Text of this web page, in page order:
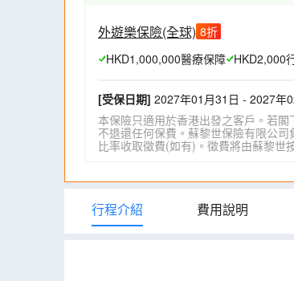
外遊樂保險(全球) 8折
HKD1,000,000醫療保障 HKD2,000
[受保日期] 2027年01月31日 - 2027年
本保險只適用於香港出發之客戶。若
不退還任何保費。蘇黎世保險有限公
比率收取徵費(如有)。徵費將由蘇黎世
行程介紹 費用說明